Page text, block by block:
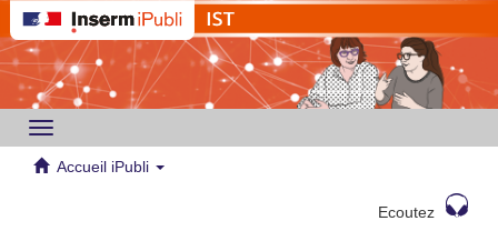
Toggle
navigation
Accueil iPubli
Ecoutez